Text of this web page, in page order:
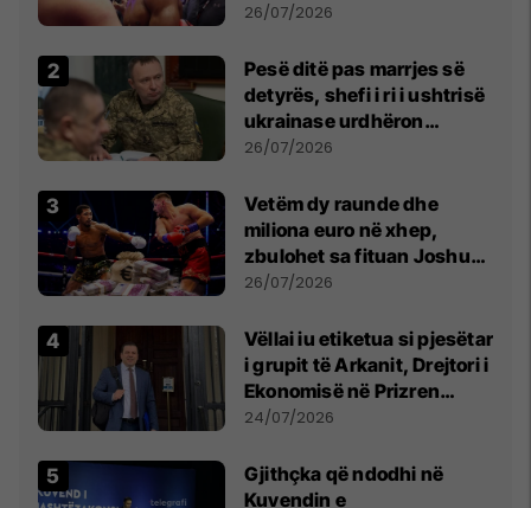
26/07/2026
Pesë ditë pas marrjes së
detyrës, shefi i ri i ushtrisë
ukrainase urdhëron
kontroll të madh
26/07/2026
Vetëm dy raunde dhe
miliona euro në xhep,
zbulohet sa fituan Joshua
e Prenga
26/07/2026
Vëllai iu etiketua si pjesëtar
i grupit të Arkanit, Drejtori i
Ekonomisë në Prizren
mohon pretendimet
24/07/2026
Gjithçka që ndodhi në
Kuvendin e